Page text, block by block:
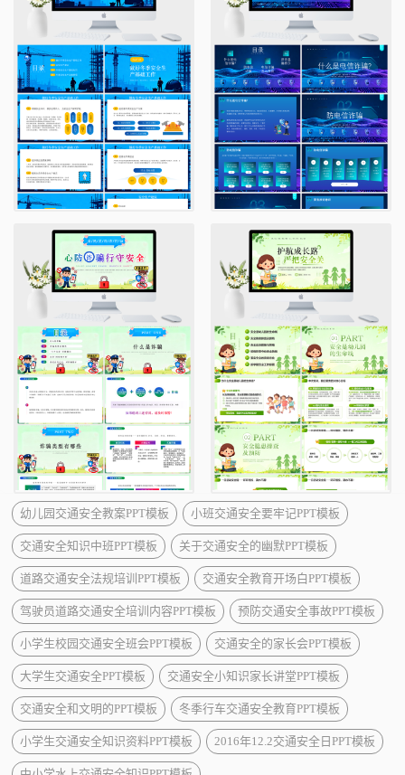
幼儿园交通安全教案PPT模板 小班交通安全要牢记PPT模板
交通安全知识中班PPT模板 关于交通安全的幽默PPT模板
道路交通安全法规培训PPT模板 交通安全教育开场白PPT模板
驾驶员道路交通安全培训内容PPT模板 预防交通安全事故PPT模板
小学生校园交通安全班会PPT模板 交通安全的家长会PPT模板
大学生交通安全PPT模板 交通安全小知识家长讲堂PPT模板
交通安全和文明的PPT模板 冬季行车交通安全教育PPT模板
小学生交通安全知识资料PPT模板 2016年12.2交通安全日PPT模板